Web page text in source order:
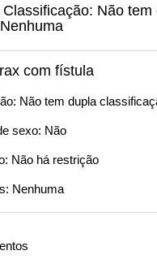
Não
com fístula
Não tem dupla
sexo: Não
Não há restrição
Nenhuma